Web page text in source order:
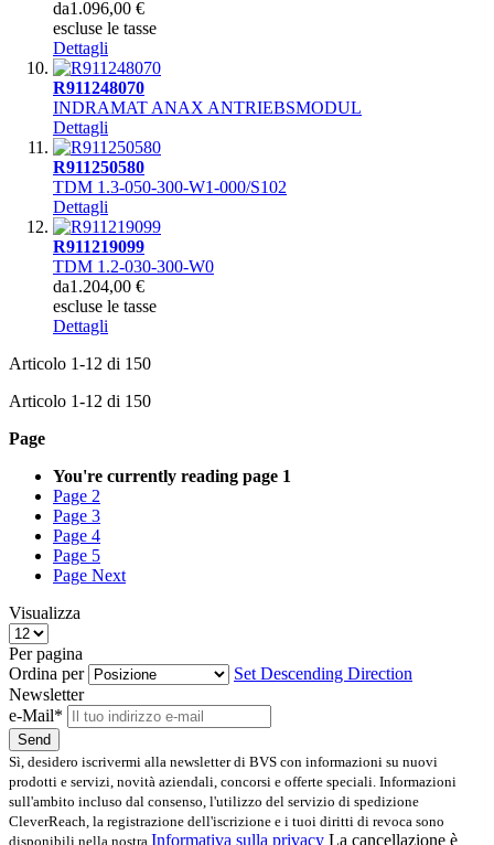
da1.096,00 €
escluse le tasse
Dettagli
R911248070
INDRAMAT ANAX ANTRIEBSMODUL
Dettagli
R911250580
TDM 1.3-050-300-W1-000/S102
Dettagli
R911219099
TDM 1.2-030-300-W0
da1.204,00 €
escluse le tasse
Dettagli
Articolo 1-12 di 150
Articolo 1-12 di 150
Page
You're currently reading page 1
Page 2
Page 3
Page 4
Page 5
Page Next
Visualizza
Per pagina
Ordina per
Set Descending Direction
Newsletter
e-Mail*
Send
Sì, desidero iscrivermi alla newsletter di BVS con informazioni su nuovi
prodotti e servizi, novità aziendali, concorsi e offerte speciali. Informazioni
sull'ambito incluso dal consenso, l'utilizzo del servizio di spedizione
CleverReach, la registrazione dell'iscrizione e i tuoi diritti di revoca sono
disponibili nella nostra Informativa sulla privacy La cancellazione è